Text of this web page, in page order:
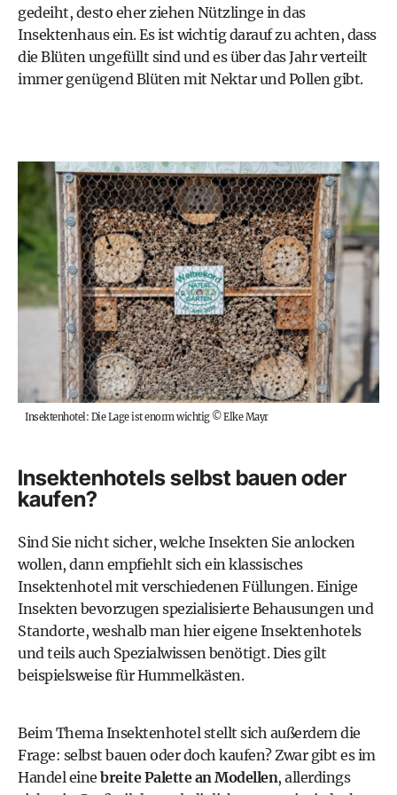
gedeiht, desto eher ziehen Nützlinge in das
Insektenhaus ein. Es ist wichtig darauf zu achten, dass
die Blüten ungefüllt sind und es über das Jahr verteilt
immer genügend Blüten mit Nektar und Pollen gibt.
Insektenhotel: Die Lage ist enorm wichtig©Elke Mayr
Insektenhotels selbst bauen oder
kaufen?
Sind Sie nicht sicher, welche Insekten Sie anlocken
wollen, dann empfiehlt sich ein klassisches
Insektenhotel mit verschiedenen Füllungen. Einige
Insekten bevorzugen spezialisierte Behausungen und
Standorte, weshalb man hier eigene Insektenhotels
und teils auch Spezialwissen benötigt. Dies gilt
beispielsweise für Hummelkästen.
Beim Thema Insektenhotel stellt sich außerdem die
Frage: selbst bauen oder doch kaufen? Zwar gibt es im
Handel eine breite Palette an Modellen, allerdings